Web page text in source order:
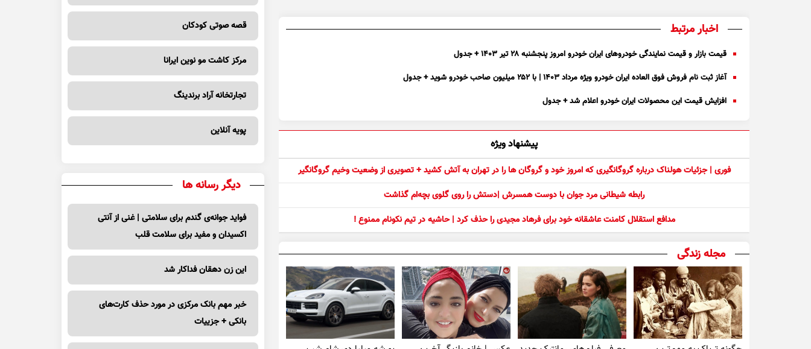
اخبار مرتبط
قیمت بازار و قیمت نمایندگی خودرو‌های ایران خودرو امروز پنجشنبه ۲۸ تیر ۱۴۰۳ + جدول
آغاز ثبت نام فروش فوق العاده ایران خودرو ویژه مرداد ۱۴۰۳ | با ۲۵۲ میلیون صاحب خودرو شوید + جدول
افزایش قیمت این محصولات ایران خودرو اعلام شد + جدول
پیشنهاد ویژه
فوری | جزئیات هولناک درباره گروگانگیری که امروز خود و گروگان ها را در تهران به آتش کشید + تصویری از وضعیت وخیم گروگانگیر
رابطه شیطانی مرد جوان با دوست همسرش |دستش را روی گلوی بچه‌ام گذاشت
مدافع استقلال کامنت عاشقانه خود برای فرهاد مجیدی را حذف کرد | حاشیه در تیم نکونام ممنوع !
مجله زندگی
قصه صوتی کودکان
مرکز کاشت مو نوین ایرانا
تجارتخانه آراد برندینگ
پویه آنلاین
دیگر رسانه ها
فواید جوانه‌ی گندم برای سلامتی | غنی از آنتی
اکسیدان و مفید برای سلامت قلب
این زن دهقان فداکار شد
خبر مهم بانک مرکزی در مورد حذف کارت‌های
بانکی + جزییات